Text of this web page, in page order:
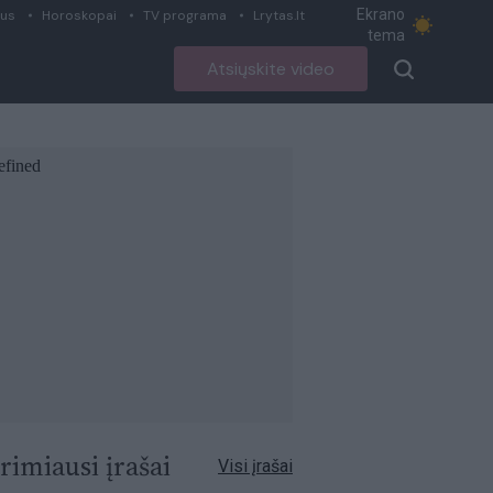
Horoskopai TV programa Lrytas.lt
Ekrano
tema
Atsiųskite video
įrašai Visi įrašai